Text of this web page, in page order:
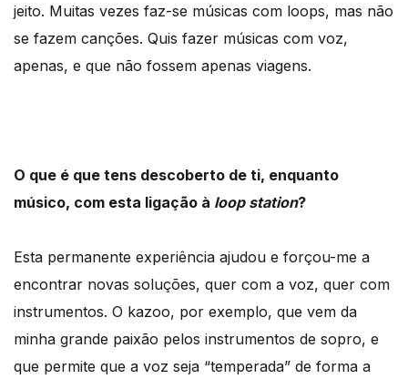
jeito. Muitas vezes faz-se músicas com loops, mas não
se fazem canções. Quis fazer músicas com voz,
apenas, e que não fossem apenas viagens.
O que é que tens descoberto de ti, enquanto
músico, com esta ligação à loop station?
Esta permanente experiência ajudou e forçou-me a
encontrar novas soluções, quer com a voz, quer com
instrumentos. O kazoo, por exemplo, que vem da
minha grande paixão pelos instrumentos de sopro, e
que permite que a voz seja “temperada” de forma a